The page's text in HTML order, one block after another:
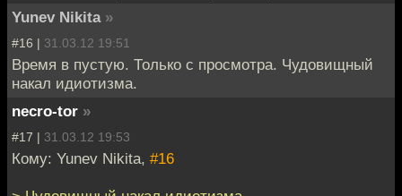
Yunev Nikita »
#16 | 31.03.12 19:51
Время в пустую. Только с просмотра. Чудовищный
накал идиотизма.
necro-tor »
#17 | 31.03.12 19:53
Кому: Yunev Nikita, #16